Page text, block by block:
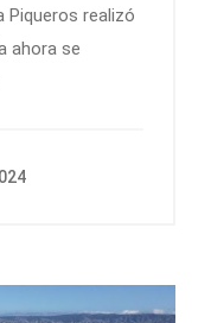
Piqueros realizó
ahora se